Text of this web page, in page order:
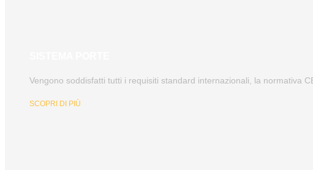
Vengono soddisfatti tutti i requisiti standard internazionali, la normativa
SCOPRI DI PIÙ